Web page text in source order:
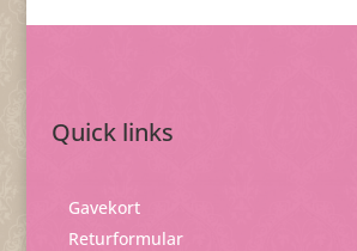
Quick links
Gavekort
Returformular